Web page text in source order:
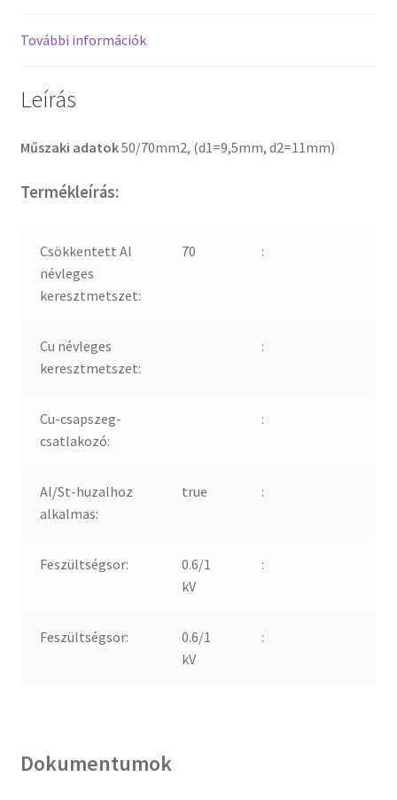
További információk
Leírás
Műszaki adatok50/70mm2, (d1=9,5mm, d2=11mm)
Termékleírás:
Csökkentett Al
névleges
keresztmetszet:
70 :
Cu névleges
keresztmetszet:
:
Cu-csapszeg-
csatlakozó:
:
Al/St-huzalhoz
alkalmas:
true :
Feszültségsor:
0.6/1
kV
:
Feszültségsor:
0.6/1
kV
:
Dokumentumok